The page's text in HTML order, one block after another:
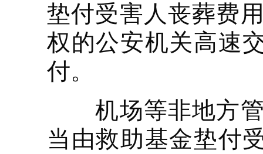
垫付受害人丧葬费
权的公安机关高速
付。
机场等非地方管
当由救助基金垫付